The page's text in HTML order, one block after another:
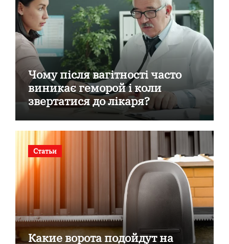
Чому після вагітності часто
виникає геморой і коли
звертатися до лікаря?
Статьи
Какие ворота подойдут на